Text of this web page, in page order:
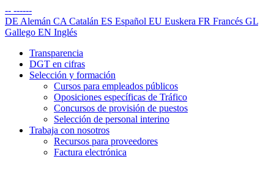
-- ------
DE Alemán CA Catalán ES Español EU Euskera FR Francés GL
Gallego EN Inglés
Transparencia
DGT en cifras
Selección y formación
Cursos para empleados públicos
Oposiciones específicas de Tráfico
Concursos de provisión de puestos
Selección de personal interino
Trabaja con nosotros
Recursos para proveedores
Factura electrónica